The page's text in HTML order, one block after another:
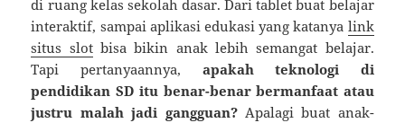
di ruang kelas sekolah dasar. Dari tablet buat belajar
interaktif, sampai aplikasi edukasi yang katanya link
situs slotbisa bikin anak lebih semangat belajar.
Tapi pertanyaannya, apakah teknologi di
pendidikan SD itu benar-benar bermanfaat atau
justru malah jadi gangguan?Apalagi buat anak-